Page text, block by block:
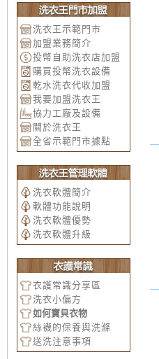
洗衣王示範門市
加盟業務簡介
投幣自助洗衣店加盟
購買投幣洗衣設備
乾水洗衣代收加盟
我要加盟洗衣王
協力工廠及設備
關於洗衣王
全省示範門市據點
洗衣軟體簡介
軟體功能說明
洗衣軟體優勢
洗衣軟體升級
衣護常識分享區
洗衣小偏方
如何寶貝衣物
絲襪的保養與洗滌
送洗注意事項